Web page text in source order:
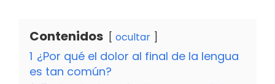
Contenidos ocultar
1 ¿Por qué el dolor al final de la lengua
es tan común?